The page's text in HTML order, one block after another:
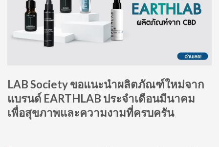
​LAB Society ขอแนะนำผลิตภัณฑ์ใหม่จาก
แบรนด์ EARTHLAB ประจำเดือนมีนาคม
เพื่อสุขภาพและความงามที่ครบครัน​